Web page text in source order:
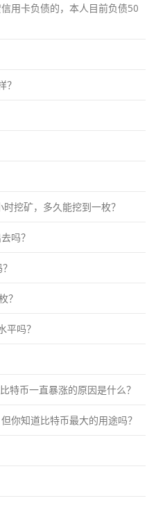
用卡负债的，本人目前负债50
？
挖矿，多久能挖到一枚？
吗？
？
平吗？
特币一直暴涨的原因是什么？
你知道比特币最大的用途吗？